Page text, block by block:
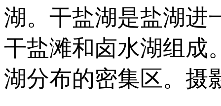
湖。干盐湖是盐湖进
干盐滩和卤水湖组成
湖分布的密集区。摄